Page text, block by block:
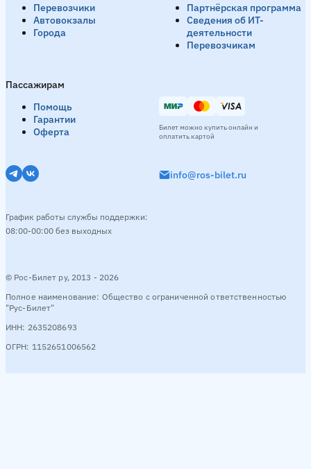
Перевозчики
Автовокзалы
Города
Пассажирам
Помощь
Гарантии
Оферта
Партнёрская программа
Сведения об ИТ-
деятельности
Перевозчикам
© Рос-Билет ру, 2013 - 2026
Полное наименование: Общество с ограниченной ответственностью
"Рус-Билет"
ИНН: 2635208693
ОГРН: 1152651006562
info@ros-bilet.ru
График работы службы поддержки:
08:00-00:00 без выходных
Билет можно купить онлайн и
оплатить картой